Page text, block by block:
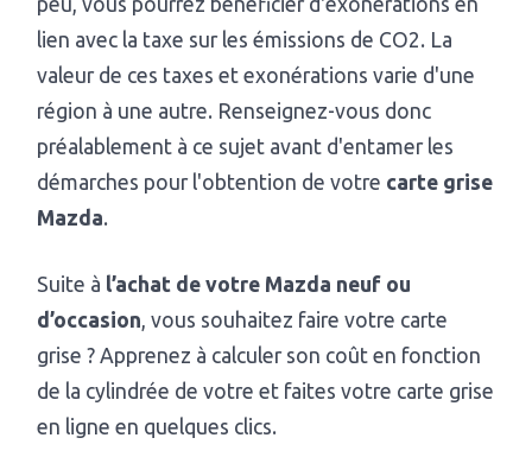
peu, vous pourrez bénéficier d'exonérations en
lien avec la taxe sur les émissions de CO2. La
valeur de ces taxes et exonérations varie d'une
région à une autre. Renseignez-vous donc
préalablement à ce sujet avant d'entamer les
démarches pour l'obtention de votre carte grise
Mazda.
Suite à l’achat de votre Mazda neuf ou
d’occasion, vous souhaitez faire votre carte
grise ? Apprenez à calculer son coût en fonction
de la cylindrée de votre et faites votre carte grise
en ligne en quelques clics.